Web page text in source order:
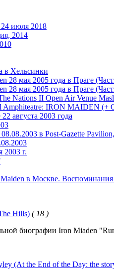
24 июля 2018
2014
в Хельсинки
28 мая 2005 года в Праге
28 мая 2005 года в Праге
Nations II Open Air Venue
Amphiteatre: IRON MAIDEN (+
августа 2003 года
в Post-Gazette
2003 г.
в Москве. Воспоминания
Hills) ( 18 )
биографии Iron Miaden
(At the End of the Day: the